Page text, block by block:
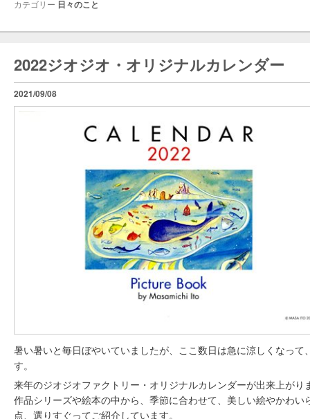
カテゴリー 日々のこと
2022ジオジオ・オリジナルカレンダー
2021/09/08
暑い暑いと毎日ぼやいていましたが、ここ数日は急に涼しくなって
す。
来年のジオジオファクトリー・オリジナルカレンダーが出来上がり
作品シリーズや絵本の中から、季節に合わせて、美しい絵やかわい
点、選りすぐってご紹介しています。